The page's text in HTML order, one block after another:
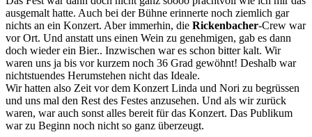
ausgemalt hatte. Auch bei der Bühne erinnerte noch ziemlich gar
nichts an ein Konzert. Aber immerhin, die Rickenbacher-Crew war
vor Ort. Und anstatt uns einen Wein zu genehmigen, gab es dann
doch wieder ein Bier.. Inzwischen war es schon bitter kalt. Wir
waren uns ja bis vor kurzem noch 36 Grad gewöhnt! Deshalb war
nichtstuendes Herumstehen nicht das Ideale.
Wir hatten also Zeit vor dem Konzert Linda und Nori zu begrüssen
und uns mal den Rest des Festes anzusehen. Und als wir zurück
waren, war auch sonst alles bereit für das Konzert. Das Publikum
war zu Beginn noch nicht so ganz überzeugt.